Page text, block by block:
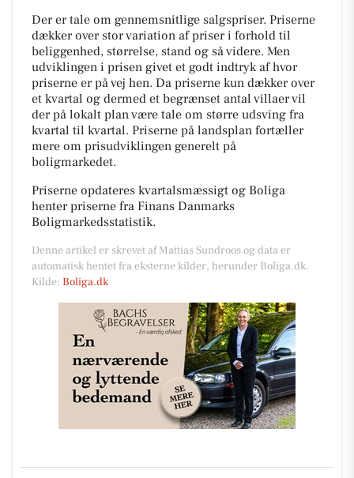
Der er tale om gennemsnitlige salgspriser. Priserne
dækker over stor variation af priser i forhold til
beliggenhed, størrelse, stand og så videre. Men
udviklingen i prisen givet et godt indtryk af hvor
priserne er på vej hen. Da priserne kun dækker over
et kvartal og dermed et begrænset antal villaer vil
der på lokalt plan være tale om større udsving fra
kvartal til kvartal. Priserne på landsplan fortæller
mere om prisudviklingen generelt på
boligmarkedet.
Priserne opdateres kvartalsmæssigt og Boliga
henter priserne fra Finans Danmarks
Boligmarkedsstatistik.
Denne artikel er skrevet af Mattias Sundroos og data er
automatisk hentet fra eksterne kilder, herunder Boliga.dk.
Kilde: Boliga.dk